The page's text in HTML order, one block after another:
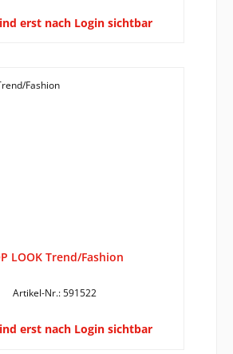
erst nach Login sichtbar
LOOK Trend/Fashion
Artikel-Nr.: 591522
erst nach Login sichtbar